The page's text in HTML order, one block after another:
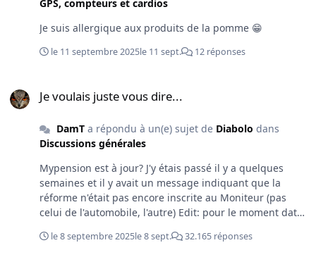
GPS, compteurs et cardios
Je suis allergique aux produits de la pomme 😁
le 11 septembre 2025le 11 sept. 12 réponses
Je voulais juste vous dire...
DamTa répondu à un(e) sujet de Diabolo dans
Discussions générales
Mypension est à jour? J'y étais passé il y a quelques
semaines et il y avait un message indiquant que la
réforme n'était pas encore inscrite au Moniteur (pas
celui de l'automobile, l'autre) Edit: pour le moment date
nouveau un gouvernement de gauche avec la semaine
le 8 septembre 2025le 8 sept. 32.165 réponses